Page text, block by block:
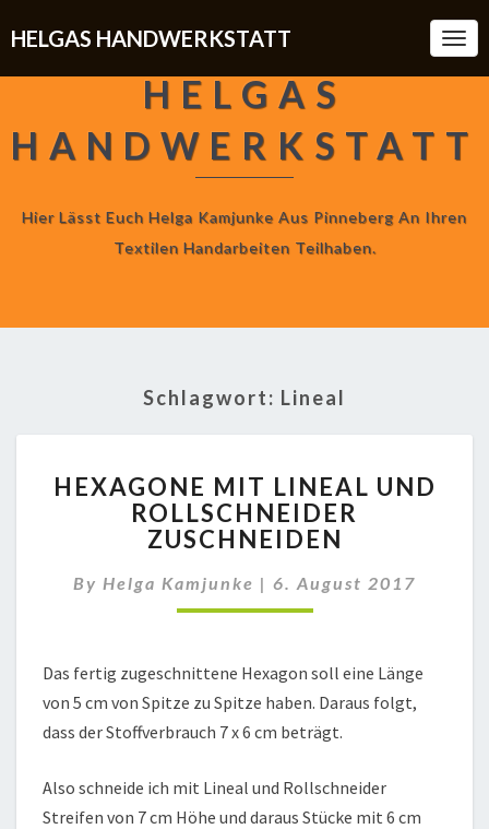
HELGAS HANDWERKSTATT
HELGAS
HANDWERKSTATT
Hier Lässt Euch Helga Kamjunke Aus Pinneberg An Ihren
Textilen Handarbeiten Teilhaben.
Schlagwort: Lineal
MIT
LINEAL
UND
ZUSCHNEIDEN
HEXAGONE MIT LINEAL UND
ROLLSCHNEIDER
ZUSCHNEIDEN
By Helga Kamjunke | 6. August 2017
Das fertig zugeschnittene Hexagon soll eine Länge
von 5 cm von Spitze zu Spitze haben. Daraus folgt,
dass der Stoffverbrauch 7 x 6 cm beträgt.
Also schneide ich mit Lineal und Rollschneider
Streifen von 7 cm Höhe und daraus Stücke mit 6 cm